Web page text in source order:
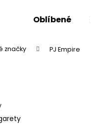
Oblíbené
značky PJ Empire